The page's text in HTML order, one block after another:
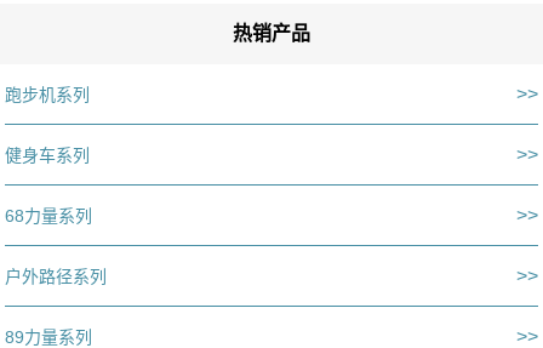
热销产品
跑步机系列 >>
健身车系列 >>
68力量系列 >>
户外路径系列 >>
89力量系列 >>